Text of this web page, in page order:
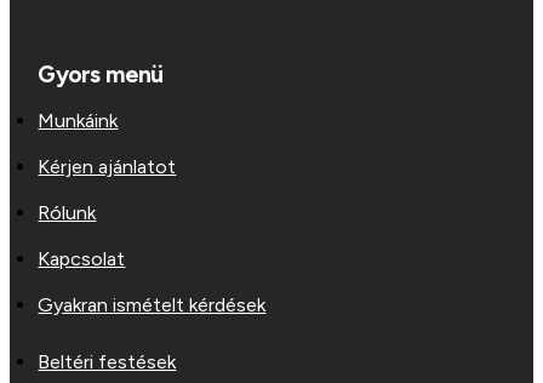
Gyors menü
Munkáink
Kérjen ajánlatot
Rólunk
Kapcsolat
Gyakran ismételt kérdések
Beltéri festések